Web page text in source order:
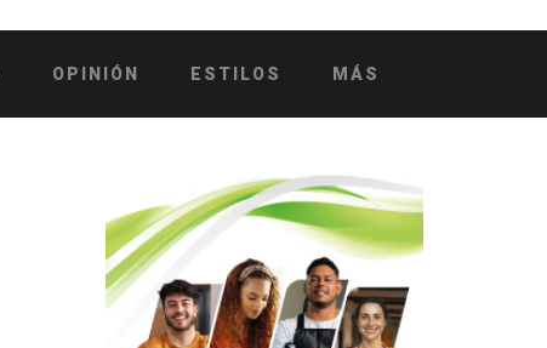
OPINIÓN ESTILOS MÁS